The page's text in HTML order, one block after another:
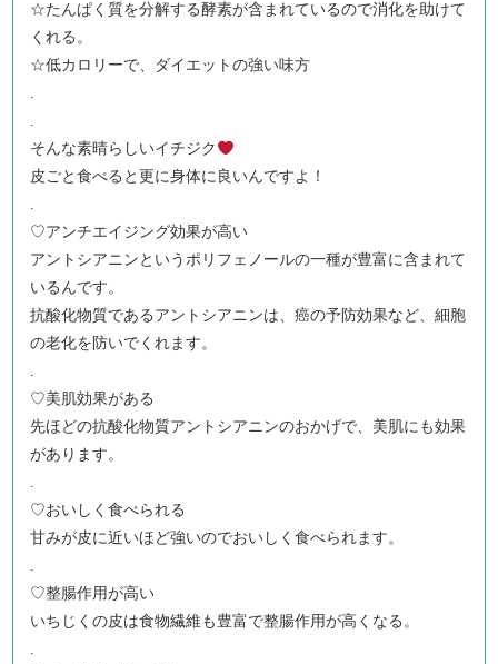
☆たんぱく質を分解する酵素が含まれているので消化を助けて
くれる。
☆低カロリーで、ダイエットの強い味方
.
.
そんな素晴らしいイチジク
皮ごと食べると更に身体に良いんですよ！
.
♡アンチエイジング効果が高い
アントシアニンというポリフェノールの一種が豊富に含まれて
いるんです。
抗酸化物質であるアントシアニンは、癌の予防効果など、細胞
の老化を防いでくれます。
.
♡美肌効果がある
先ほどの抗酸化物質アントシアニンのおかげで、美肌にも効果
があります。
.
♡おいしく食べられる
甘みが皮に近いほど強いのでおいしく食べられます。
.
♡整腸作用が高い
いちじくの皮は食物繊維も豊富で整腸作用が高くなる。
.